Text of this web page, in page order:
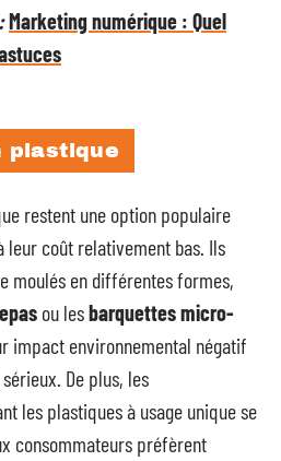
Marketing numérique : Quel
plastique
restent une option populaire
leur coût relativement bas. Ils
moulés en différentes formes,
ou lesbarquettes micro-
impact environnemental négatif
De plus, les
les plastiques à usage unique se
consommateurs préfèrent